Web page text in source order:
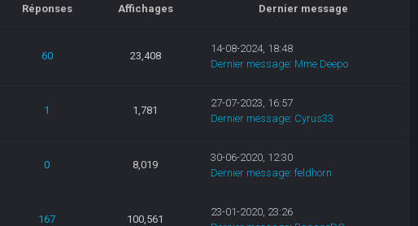
Réponses Affichages Dernier message
60 23,408
14-08-2024, 18:48
Dernier message: Mme Deepo
1 1,781
27-07-2023, 16:57
Dernier message: Cyrus33
0 8,019
30-06-2020, 12:30
Dernier message: feldhorn
167 100,561
23-01-2020, 23:26